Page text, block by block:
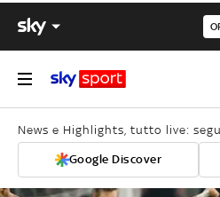
News e Highlights, tutto live:
Google Discover